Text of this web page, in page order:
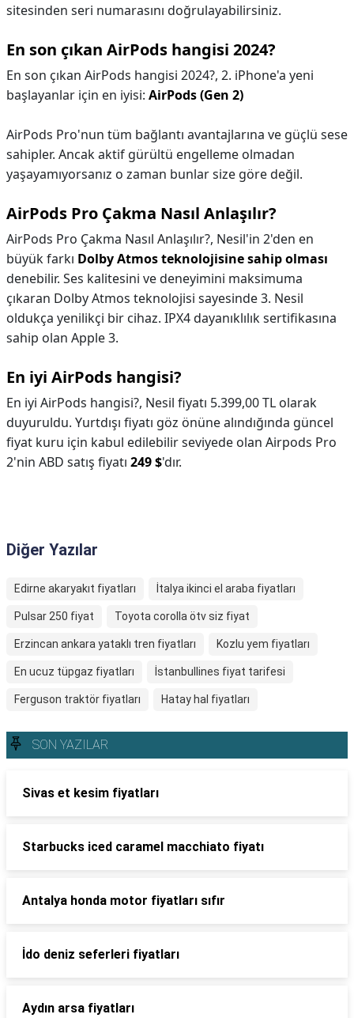
sitesinden seri numarasını doğrulayabilirsiniz.
En son çıkan AirPods hangisi 2024?
En son çıkan AirPods hangisi 2024?, 2. iPhone'a yeni
başlayanlar için en iyisi: AirPods (Gen 2)
AirPods Pro'nun tüm bağlantı avantajlarına ve güçlü sese
sahipler. Ancak aktif gürültü engelleme olmadan
yaşayamıyorsanız o zaman bunlar size göre değil.
AirPods Pro Çakma Nasıl Anlaşılır?
AirPods Pro Çakma Nasıl Anlaşılır?, Nesil'in 2'den en
büyük farkı Dolby Atmos teknolojisine sahip olması
denebilir. Ses kalitesini ve deneyimini maksimuma
çıkaran Dolby Atmos teknolojisi sayesinde 3. Nesil
oldukça yenilikçi bir cihaz. IPX4 dayanıklılık sertifikasına
sahip olan Apple 3.
En iyi AirPods hangisi?
En iyi AirPods hangisi?, Nesil fiyatı 5.399,00 TL olarak
duyuruldu. Yurtdışı fiyatı göz önüne alındığında güncel
fiyat kuru için kabul edilebilir seviyede olan Airpods Pro
2'nin ABD satış fiyatı 249 $'dır.
Diğer Yazılar
Edirne akaryakıt fiyatları İtalya ikinci el araba fiyatları
Pulsar 250 fiyat Toyota corolla ötv siz fiyat
Erzincan ankara yataklı tren fiyatları Kozlu yem fiyatları
En ucuz tüpgaz fiyatları İstanbullines fiyat tarifesi
Ferguson traktör fiyatları Hatay hal fiyatları
SON YAZILAR
Sivas et kesim fiyatları
Starbucks iced caramel macchiato fiyatı
Antalya honda motor fiyatları sıfır
İdo deniz seferleri fiyatları
Aydın arsa fiyatları